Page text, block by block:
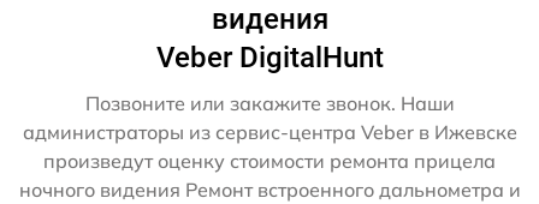
видения
Veber DigitalHunt
Позвоните или закажите звонок. Наши
администраторы из сервис-центра Veber в Ижевске
произведут оценку стоимости ремонта прицела
ночного видения Ремонт встроенного дальнометра и